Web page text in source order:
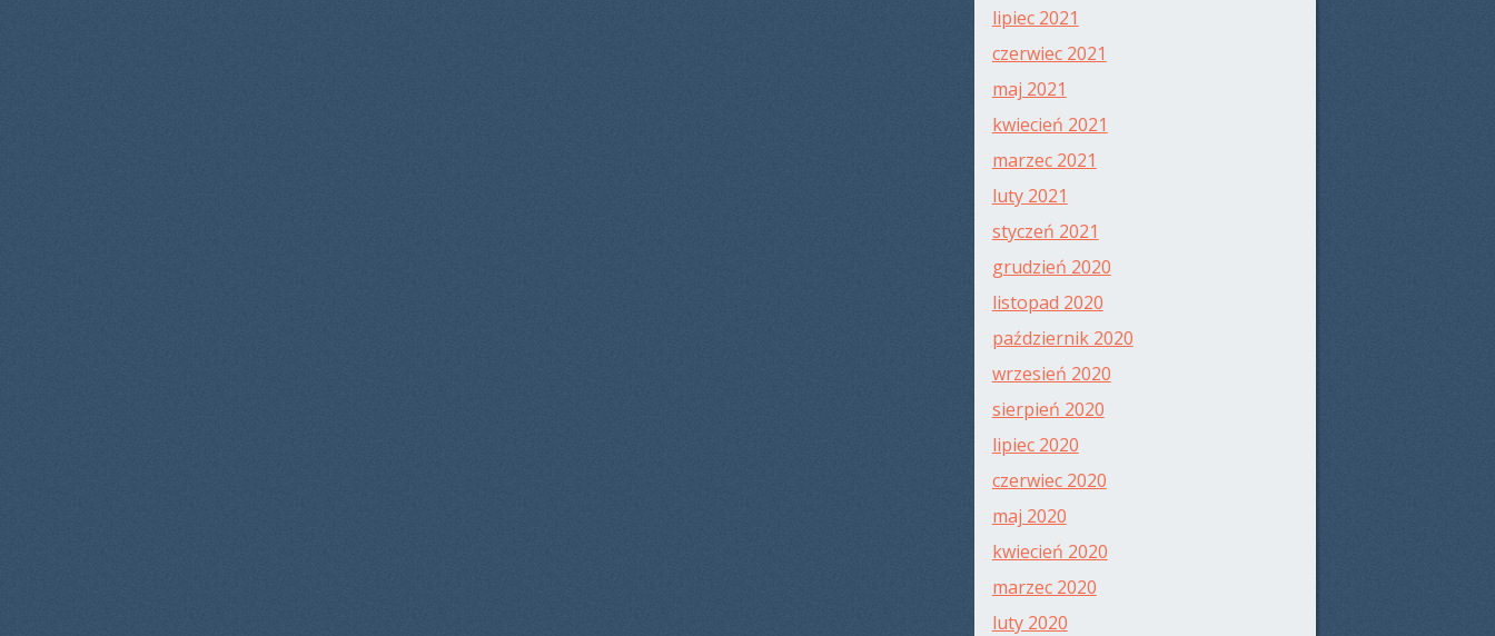
lipiec 2021
czerwiec 2021
maj 2021
kwiecień 2021
marzec 2021
luty 2021
styczeń 2021
grudzień 2020
listopad 2020
październik 2020
wrzesień 2020
sierpień 2020
lipiec 2020
czerwiec 2020
maj 2020
kwiecień 2020
marzec 2020
luty 2020